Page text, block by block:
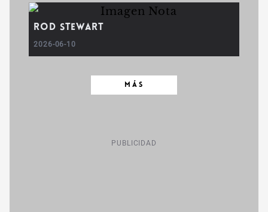
Rod Stewart
2026-06-10
MÁS
PUBLICIDAD